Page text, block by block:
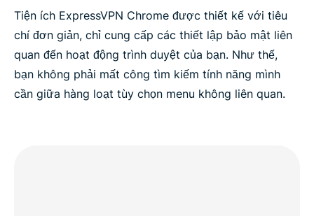
Tiện ích ExpressVPN Chrome được thiết kế với tiêu
chí đơn giản, chỉ cung cấp các thiết lập bảo mật liên
quan đến hoạt động trình duyệt của bạn. Như thế,
bạn không phải mất công tìm kiếm tính năng mình
cần giữa hàng loạt tùy chọn menu không liên quan.